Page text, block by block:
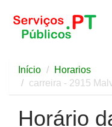
Início
Horarios
carreira - 2915
Horário